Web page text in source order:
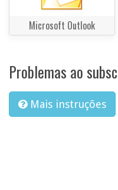
Microsoft Outlook
Problemas ao
Mais instruções